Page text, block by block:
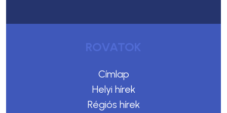
ROVATOK
Címlap
Helyi hírek
Régiós hírek